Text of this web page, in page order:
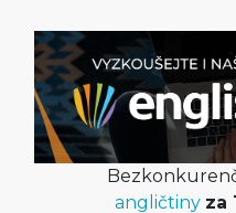
angličtiny za